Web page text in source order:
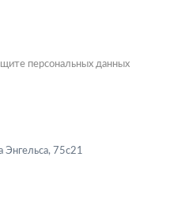
персональных данных
Энгельса, 75с21